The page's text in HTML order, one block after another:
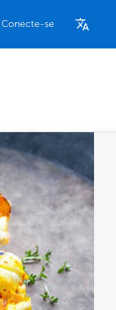
Conecte-se